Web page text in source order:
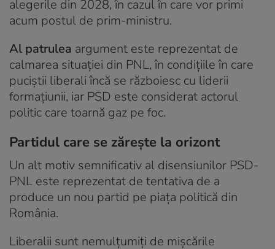
alegerile din 2028, în cazul în care vor primi
acum postul de prim-ministru.
Al patrulea argument este reprezentat de
calmarea situației din PNL, în condițiile în care
puciștii liberali încă se războiesc cu liderii
formațiunii, iar PSD este considerat actorul
politic care toarnă gaz pe foc.
Partidul care se zărește la orizont
Un alt motiv semnificativ al disensiunilor PSD-
PNL este reprezentat de tentativa de a
produce un nou partid pe piața politică din
România.
Liberalii sunt nemulțumiți de mișcările